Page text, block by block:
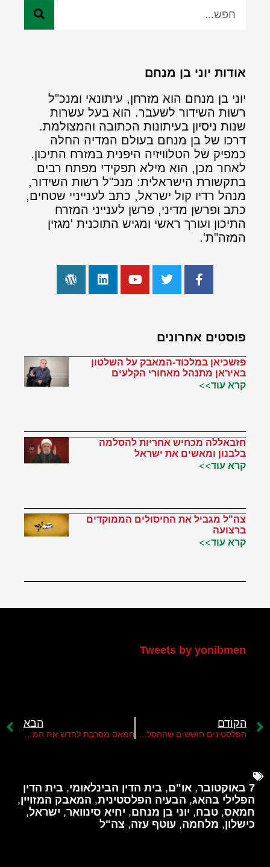
אודות יוני בן מנחם
יוני בן מנחם הוא מזרחן, עיתונאי ומנכ"ל
רשות השידור לשעבר. הוא בעל עשרות
שנות ניסיון בעיתונות הכתובה והמצולמת.
דרכו של בן מנחם בעולם המדיה החלה
כמפיק של הטלוויזיה היפנית במזרח התיכון.
לאחר מכן, הוא מילא תפקידי מפתח רבים
בתקשורת הישראלית: מנכ"ל רשות השידור,
מנהל רדיו קול ישראל, כתב לענייניי שטחים,
כתב ופרשן מדיני, פרשן לענייני המזרח
התיכון ועורך ראשי ומגיש התוכנית 'מגזין
המזה"ת'.
פוסטים אחרונים
פזשכיאן במלכוד-המאבק על השלטון
באיראן מתנהל מאחורי הקלעים
קרא עוד>>
חזבאללה מכחיש אחריות להסלמה
בלבנון ומאשים את ישראל
קרא עוד>>
צה"ל מגביל את החיסולים הממוקדים
ברצועה
קרא עוד>>
Tweets by yonibmen
הקודם הבא
7 באוקטובר , או"ם, בית הדין הבינלאומי, בית הדין
הפלילי בהאג, הבעיה הפלסטינית, המאבק המזויין,
חמאס, טבח, יוני בן מנחם, יחיא סינוואר, ישראל,
כישלון, מלחמה, עוטף עזה, צה"ל